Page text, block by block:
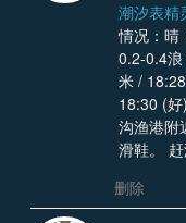
潮汐表精
情况：晴
0.2-0.4
米 /
18:30 (
沟渔港附
滑鞋。
删除